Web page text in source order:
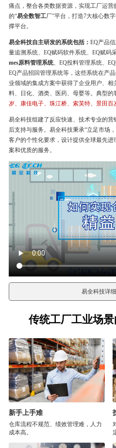
痛点，整合各类数据资源，实现工厂运
的“易全数智工厂”平台，打造7大核心数
撑平台。
易全科技自主研发的系统包括： EQ产品
量追溯系统、EQ赋码软件系统、EQ赋码
mes原料管理系统、EQ投料管理系统、
EQ产品招回管理系统等，这些系统在产
业领域的集成方案中获得了企业用户、
料、日化、酒类、医药、母婴等。典型的
岁、康佳电子、珠江桥、索芙特、景田百
易全科技组建了反应快速、技术专业的
后支持与服务。易全科技秉承“立足市场
客户的个性化要求，设计提供全球最先
案和优质的服务。
易全科技详
传统工厂工业场
新手上手难
仓库流程不规范、绩效管理难，人力
成本高。